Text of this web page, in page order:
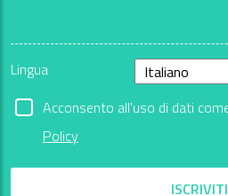
Lingua
Acconsento all'uso di dati
Policy
ISCRIVITI